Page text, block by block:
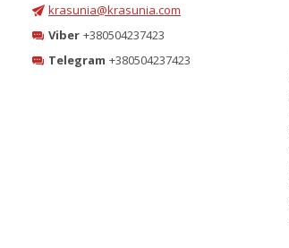
krasunia@krasunia.com
Viber +380504237423
Telegram +380504237423